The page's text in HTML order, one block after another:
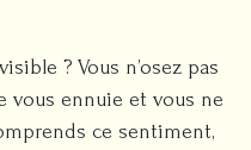
? Vous n’osez pas
vous ennuie et vous ne
ce sentiment,